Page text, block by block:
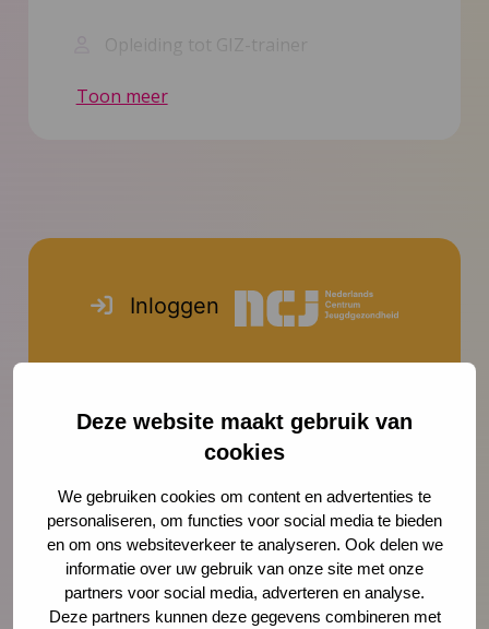
Deze website maakt gebruik van
cookies
We gebruiken cookies om content en advertenties te
personaliseren, om functies voor social media te bieden
en om ons websiteverkeer te analyseren. Ook delen we
informatie over uw gebruik van onze site met onze
partners voor social media, adverteren en analyse.
Deze partners kunnen deze gegevens combineren met
Opleiding tot GIZ-trainer
Films
Toon meer
Inloggen
toegang tot een besloten gedeelte
van de NCJ website. Je stemt toe en
opzettelijk of uit onzorgvuldigheid te
delen met anderen.
Gebruikersnaam of e-mailadres